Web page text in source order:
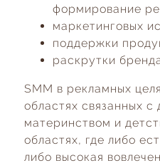
формирование
маркетинговых
поддержки
раскрутки
SMM в рекламных
областях связанных
материнством и
областях, где либо
либо высокая